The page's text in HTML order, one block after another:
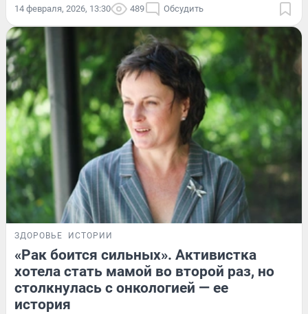
14 февраля, 2026, 13:30 489 Обсудить
ЗДОРОВЬЕ ИСТОРИИ
«Рак боится сильных». Активистка
хотела стать мамой во второй раз, но
столкнулась с онкологией — ее
история